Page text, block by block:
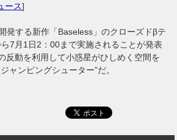
ース]
する新作「Baseless」のクローズドβテ
7月1日2：00まで実施されることが発表
反動を利用して小惑星がひしめく空間を
ャンピングシューター”だ。